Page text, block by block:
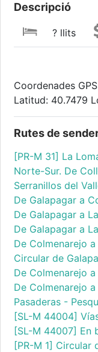
Descripció
? llits
Coordenades
Latitud: 40.7479
Rutes de
[PR-M 31] La
Norte-Sur. De
Serranillos del
De Galapagar a
De Galapagar a
De Galapagar a
De Colmenarejo
Circular de
De Colmenarejo
De Colmenarejo
Pasaderas -
[SL-M 44004]
[SL-M 44007] En
[PR-M 1] Circular